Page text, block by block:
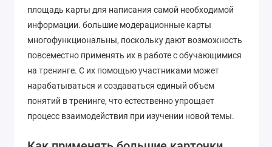
площадь карты для написания самой необходимой
информации. большие модерационные карты
многофункциональны, поскольку дают возможность
повсеместно применять их в работе с обучающимися
на тренинге. С их помощью участниками может
нарабатываться и создаваться единый объем
понятий в тренинге, что естественно упрощает
процесс взаимодействия при изучении новой темы.